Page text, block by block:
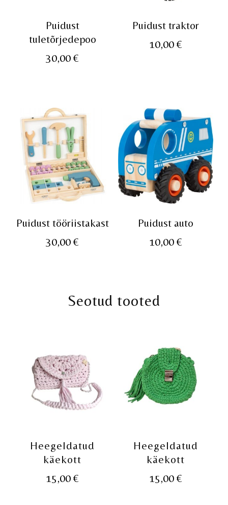
Puidust
tuletõrjedepoo
30,00€
Puidust traktor
10,00 €
Puidust tööriistakast
30,00€
Puidust auto
10,00 €
Seotud tooted
Heegeldatud
käekott
15,00€
Heegeldatud
käekott
15,00 €